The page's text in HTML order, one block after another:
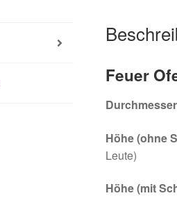
Feuer
Höhe (ohne
Leute)
Höhe (mit